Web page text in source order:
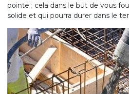
pointe ; cela dans le but de vous
solide et qui pourra durer dans le